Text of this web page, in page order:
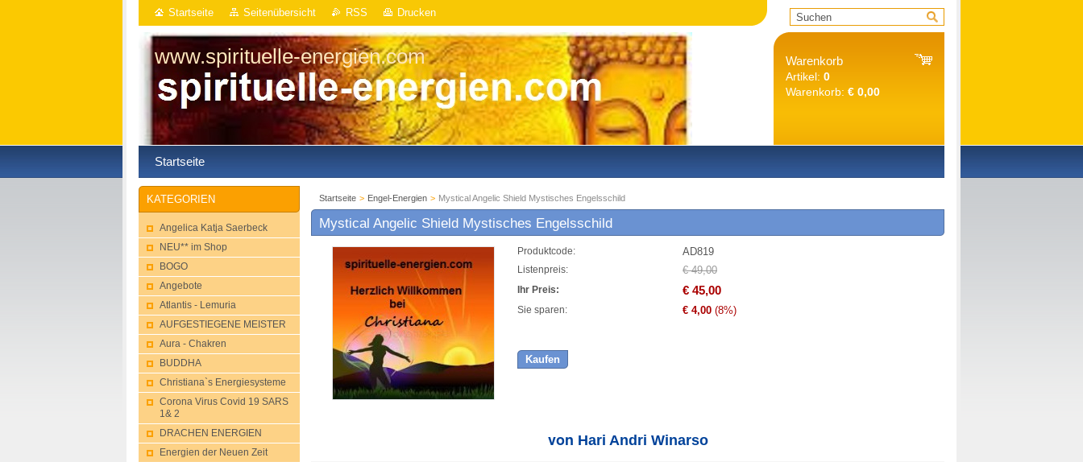
Startseite Seitenübersicht RSS Drucken
www.spirituelle-energien.com Warenkorb
Artikel: 0
Warenkorb: € 0,00
Startseite
Startseite > Engel-Energien > Mystical Angelic Shield Mystisches Engelsschild
Mystical Angelic Shield Mystisches Engelsschild
Produktcode: AD819
Listenpreis: € 49,00
Ihr Preis: € 45,00
Sie sparen: € 4,00 (8%)
Kaufen
von Hari Andri Winarso
KATEGORIEN
Angelica Katja Saerbeck
NEU** im Shop
BOGO
Angebote
Atlantis - Lemuria
AUFGESTIEGENE MEISTER
Aura - Chakren
BUDDHA
Christiana`s Energiesysteme
Corona Virus Covid 19 SARS
1& 2
DRACHEN ENERGIEN
Energien der Neuen Zeit